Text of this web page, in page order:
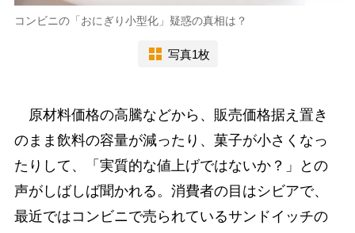
コンビニの「おにぎり小型化」疑惑の真相は？
写真1枚
原材料価格の高騰などから、販売価格据え置き
のまま飲料の容量が減ったり、菓子が小さくなっ
たりして、「実質的な値上げではないか？」との
声がしばしば聞かれる。消費者の目はシビアで、
最近ではコンビニで売られているサンドイッチの